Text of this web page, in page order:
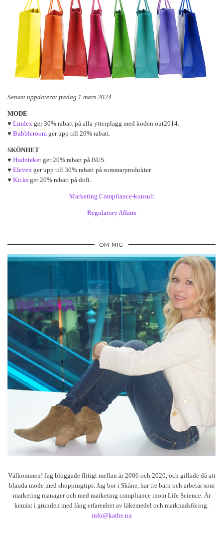
Senast uppdaterat fredag 1 mars 2024.
MODE
♥ Lindex ger 30% rabatt på alla ytterplagg med koden out2014.
♥ Bubbleroom ger upp till 20% rabatt.
SKÖNHET
♥ Hudoteket ger 20% rabatt på BUS.
♥ Eleven ger upp till 30% rabatt på sommarprodukter.
♥ Kicks ger 20% rabatt på doft.
Marketing Compliance-konsult
Regulatory Affairs
OM MIG
Välkommen! Jag bloggade flitigt mellan år 2006 och 2020, och gillade då att
blanda mode med shoppingtips. Jag bor i Skåne, har tre barn och arbetar som
marketing manager och med marketing compliance inom Life Science. Är
kemist i grunden med lång erfarenhet av läkemedel och marknadsföring.
info@kathe.nu